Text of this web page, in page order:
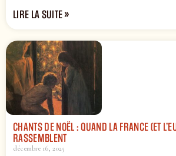
LIRE LA SUITE »
CHANTS DE NOËL : QUAND LA FRANCE (ET
RASSEMBLENT
décembre 16, 2025